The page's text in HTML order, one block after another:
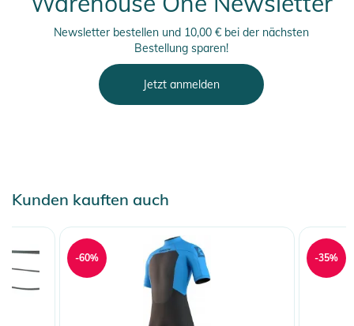
Newsletter bestellen und 10,00 € bei der nächsten
Bestellung sparen!
Jetzt anmelden
Kunden kauften auch
-60% -35%